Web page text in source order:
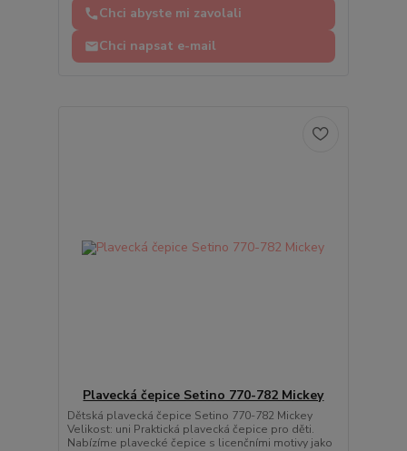
Chci abyste mi zavolali
Chci napsat e-mail
Plavecká čepice Setino 770-782 Mickey
Dětská plavecká čepice Setino 770-782 Mickey
Velikost: uni Praktická plavecká čepice pro děti.
Nabízíme plavecké čepice s licenčními motivy jako